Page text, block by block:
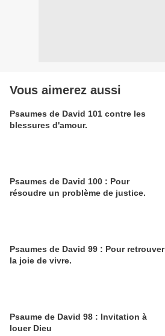
Vous aimerez aussi
Psaumes de David 101 contre les
blessures d'amour.
Psaumes de David 100 : Pour
résoudre un problème de justice.
Psaumes de David 99 : Pour retrouver
la joie de vivre.
Psaume de David 98 : Invitation à
louer Dieu